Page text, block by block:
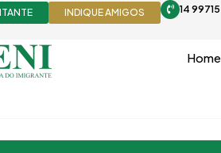
INDIQUE AMIGOS 14
Home